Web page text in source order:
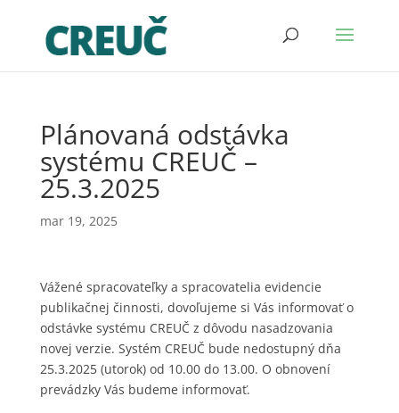
Plánovaná odstávka
systému CREUČ –
25.3.2025
mar 19, 2025
Vážené spracovateľky a spracovatelia evidencie
publikačnej činnosti, dovoľujeme si Vás informovať o
odstávke systému CREUČ z dôvodu nasadzovania
novej verzie. Systém CREUČ bude nedostupný dňa
25.3.2025 (utorok) od 10.00 do 13.00. O obnovení
prevádzky Vás budeme informovať.